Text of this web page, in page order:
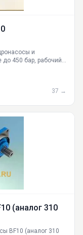
и
450 бар, рабочий
310.4.112,
37 →
(аналог 310
BF10 (аналог 310